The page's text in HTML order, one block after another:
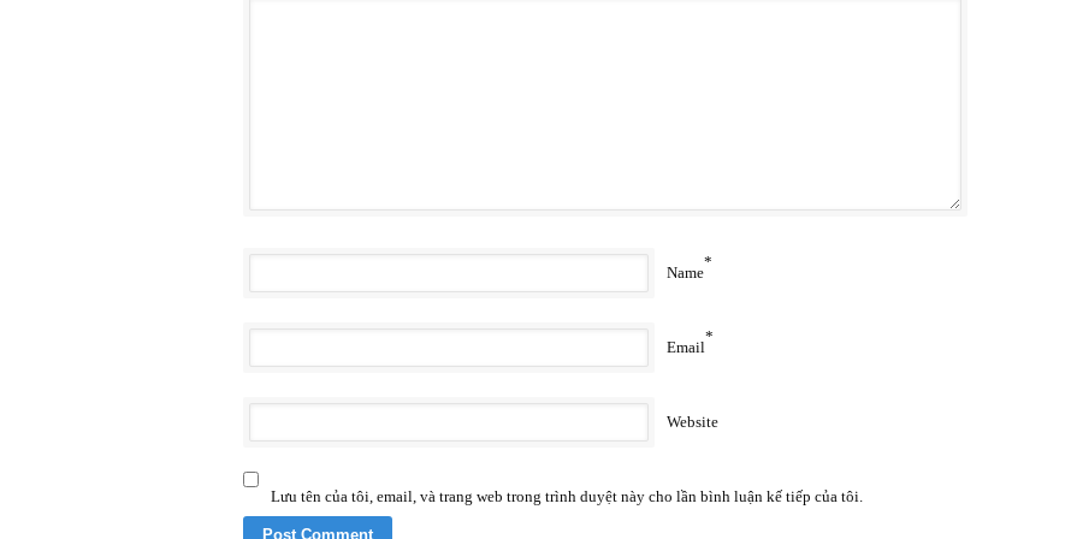
Name
*
Email
*
Website
Lưu tên của tôi, email, và trang web trong trình duyệt này cho lần bình luận kế tiếp của tôi.